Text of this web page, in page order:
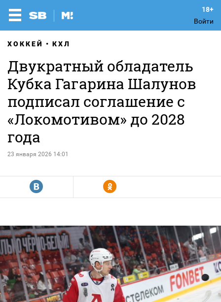
Войти
ХОККЕЙ КХЛ
Двукратный обладатель
Кубка Гагарина Шалунов
подписал соглашение с
«Локомотивом» до 2028
года
23 января 2026 14:01
R Y